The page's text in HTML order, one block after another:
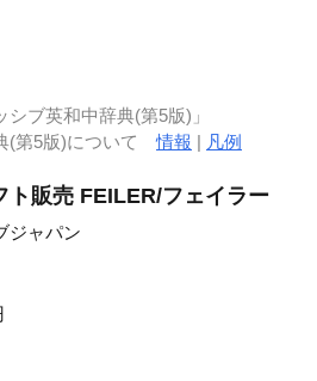
ブ英和中辞典(第5版)」
(第5版)について情報 | 凡例
ト販売 FEILER/フェイラー
ジャパン